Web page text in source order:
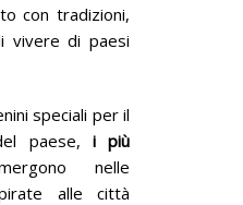
con tradizioni,
vivere di paesi
speciali per il
paese, i più
nelle
alle città